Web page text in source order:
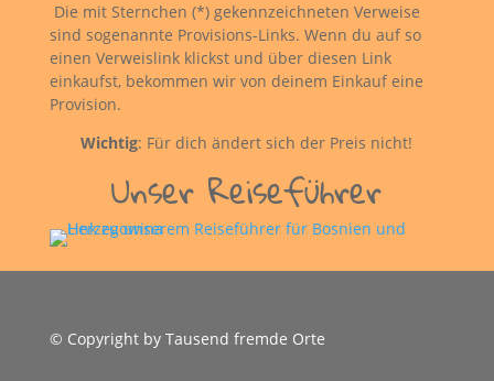
Die mit Sternchen (*) gekennzeichneten Verweise
sind sogenannte Provisions-Links. Wenn du auf so
einen Verweislink klickst und über diesen Link
einkaufst, bekommen wir von deinem Einkauf eine
Provision.
Wichtig: Für dich ändert sich der Preis nicht!
Unser Reiseführer
© Copyright by Tausend fremde Orte